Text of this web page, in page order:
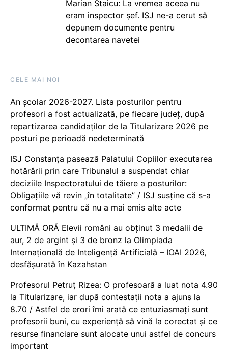
Marian Staicu: La vremea aceea nu
eram inspector șef. ISJ ne-a cerut să
depunem documente pentru
decontarea navetei
CELE MAI NOI
An școlar 2026-2027. Lista posturilor pentru
profesori a fost actualizată, pe fiecare județ, după
repartizarea candidaților de la Titularizare 2026 pe
posturi pe perioadă nedeterminată
ISJ Constanța pasează Palatului Copiilor executarea
hotărârii prin care Tribunalul a suspendat chiar
deciziile Inspectoratului de tăiere a posturilor:
Obligațiile vă revin „în totalitate” / ISJ susține că s-a
conformat pentru că nu a mai emis alte acte
ULTIMĂ ORĂ Elevii români au obținut 3 medalii de
aur, 2 de argint și 3 de bronz la Olimpiada
Internațională de Inteligență Artificială – IOAI 2026,
desfășurată în Kazahstan
Profesorul Petruț Rizea: O profesoară a luat nota 4.90
la Titularizare, iar după contestații nota a ajuns la
8.70 / Astfel de erori îmi arată ce entuziasmați sunt
profesorii buni, cu experiență să vină la corectat și ce
resurse financiare sunt alocate unui astfel de concurs
important